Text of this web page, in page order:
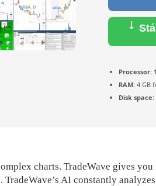
Processor:
RAM: 4 GB
Disk space:
charts. TradeWave gives
AI constantly